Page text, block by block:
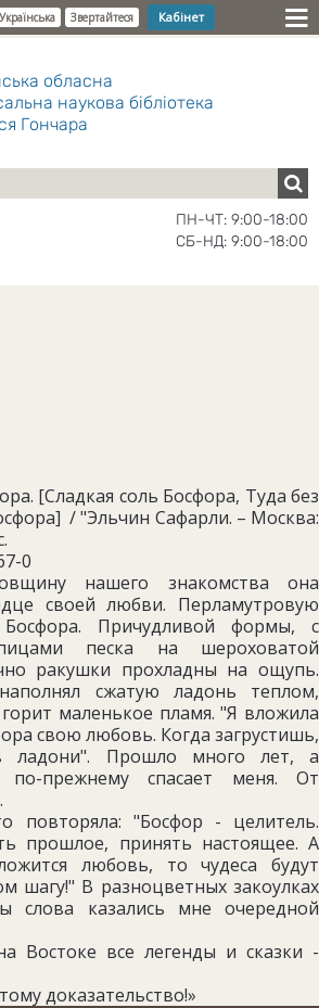
Українська Звертайтеся Кабінет
обласна
наукова бібліотека
Гончара
ПН-ЧТ: 9:00-18:00
СБ-НД: 9:00-18:00
[Сладкая соль Босфора, Туда без
/ "Эльчин Сафарли. – Москва:
0
нашего знакомства она
своей любви. Перламутровую
Причудливой формы, с
песка на шероховатой
ракушки прохладны на ощупь.
сжатую ладонь теплом,
маленькое пламя. "Я вложила
свою любовь. Когда загрустишь,
ладони". Прошло много лет, а
по-прежнему спасает меня. От
повторяла: "Босфор - целитель.
прошлое, принять настоящее. А
любовь, то чудеса будут
шагу!" В разноцветных закоулках
слова казались мне очередной
Востоке все легенды и сказки -
доказательство!»